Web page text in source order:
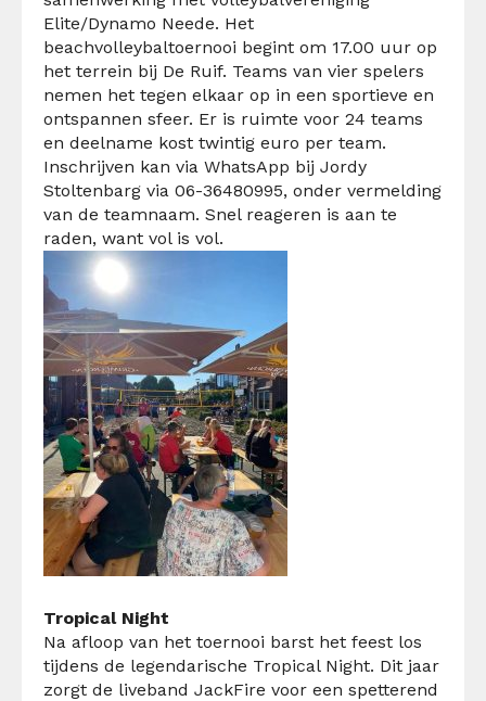
Elite/Dynamo Neede. Het
beachvolleybaltoernooi begint om 17.00 uur op
het terrein bij De Ruif. Teams van vier spelers
nemen het tegen elkaar op in een sportieve en
ontspannen sfeer. Er is ruimte voor 24 teams
en deelname kost twintig euro per team.
Inschrijven kan via WhatsApp bij Jordy
Stoltenbarg via 06-36480995, onder vermelding
van de teamnaam. Snel reageren is aan te
raden, want vol is vol.
Tropical Night
Na afloop van het toernooi barst het feest los
tijdens de legendarische Tropical Night. Dit jaar
zorgt de liveband JackFire voor een spetterend